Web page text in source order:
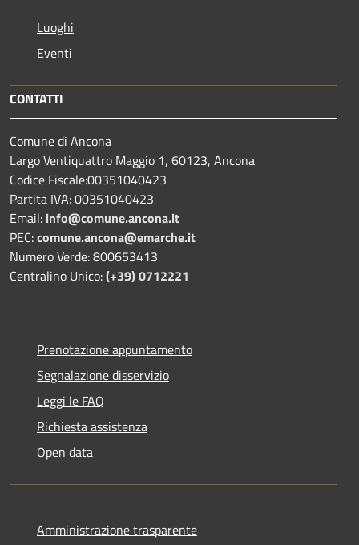
Luoghi
Eventi
CONTATTI
Comune di Ancona
Largo Ventiquattro Maggio 1, 60123, Ancona
Codice Fiscale:00351040423
Partita IVA: 00351040423
Email: info@comune.ancona.it
PEC:comune.ancona@emarche.it
Numero Verde: 800653413
Centralino Unico:(+39) 0712221
Prenotazione appuntamento
Segnalazione disservizio
Leggi le FAQ
Richiesta assistenza
Open data
Amministrazione trasparente